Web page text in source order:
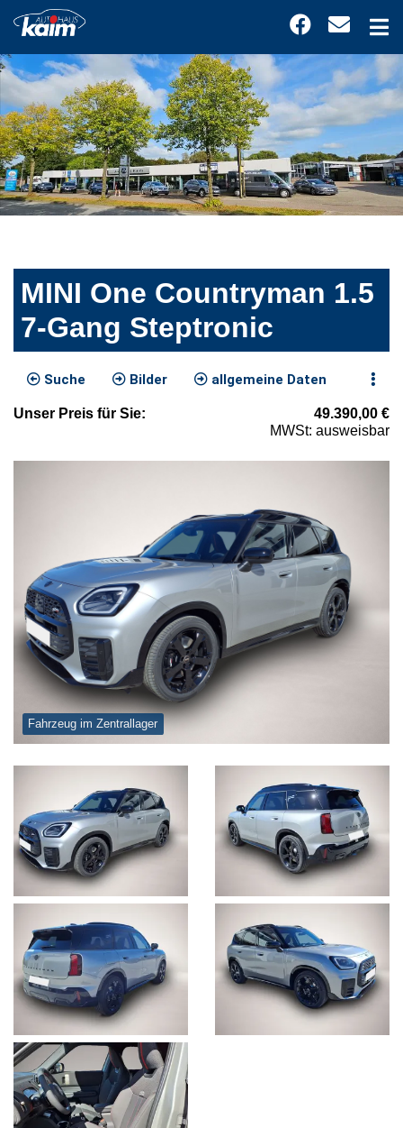
MINI One Countryman 1.5
7-Gang Steptronic
Suche Bilder allgemeine Daten
Unser Preis für Sie: 49.390,00 €
MWSt: ausweisbar
Fahrzeug im Zentrallager